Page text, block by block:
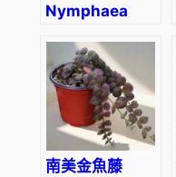
u
m
數
量
Nymphaea
helvola’
南美金魚藤